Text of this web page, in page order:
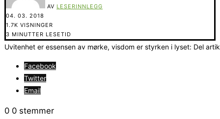
AV LESERINNLEGG
04. 03. 2018
1.7K VISNINGER
3 MINUTTER LESETID
Uvitenhet er essensen av mørke, visdom er styrken i lyset: Del
Facebook
Twitter
Email
0 0 stemmer